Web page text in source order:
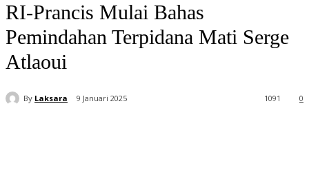
RI-Prancis Mulai Bahas
Pemindahan Terpidana Mati Serge
Atlaoui
By Laksara 9 Januari 2025 0
1091